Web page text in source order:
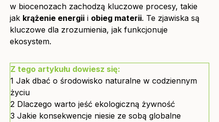
w biocenozach zachodzą kluczowe procesy, takie
jak krążenie energii i obieg materii. Te zjawiska są
kluczowe dla zrozumienia, jak funkcjonuje
ekosystem.
Z tego artykułu dowiesz się:
1 Jak dbać o środowisko naturalne w codziennym
życiu
2 Dlaczego warto jeść ekologiczną żywność
3 Jakie konsekwencje niesie ze sobą globalne